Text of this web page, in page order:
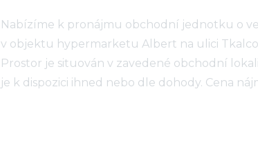
Nabízíme k pronájmu obchodní jednotku o
v objektu hypermarketu Albert na ulici
Prostor je situován v zavedené obchodní
je k dispozici ihned nebo dle dohody. Cena